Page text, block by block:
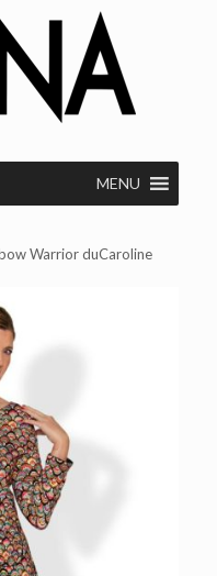
MENU
Warrior duCaroline